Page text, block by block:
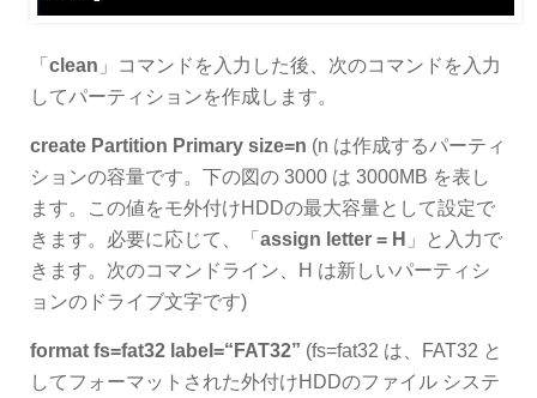
「 clean 」コマンドを入力した後、次のコマンドを入力
してパーティションを作成します。
create Partition Primary size=n (n は作成するパーティ
ションの容量です。下の図の 3000 は 3000MB を表し
ます。この値をモ外付けHDDの最大容量として設定で
きます。必要に応じて、「 assign letter = H 」と入力で
きます。次のコマンドライン、H は新しいパーティシ
ョンのドライブ文字です)
format fs=fat32 label=“FAT32” (fs=fat32 は、FAT32 と
してフォーマットされた外付けHDDのファイル システ